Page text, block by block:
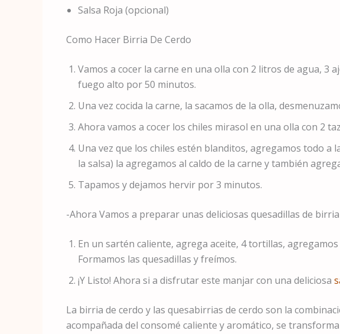
Salsa Roja (opcional)
Como Hacer Birria De Cerdo
Vamos a cocer la carne en una olla con 2 litros de agua, 3
fuego alto por 50 minutos.
Una vez cocida la carne, la sacamos de la olla,
Ahora vamos a cocer los chiles mirasol en una olla con 2
Una vez que los chiles estén blanditos, agregamos todo a
la salsa) la agregamos al caldo de la carne y también
Tapamos y dejamos hervir por 3 minutos.
-Ahora Vamos a preparar unas deliciosas quesadillas de
En un sartén caliente, agrega aceite, 4 tortillas,
Formamos las quesadillas y freímos.
¡Y Listo! Ahora si a disfrutar este manjar con una deliciosa
La birria de cerdo y las quesabirrias de cerdo son la
acompañada del consomé caliente y aromático, se